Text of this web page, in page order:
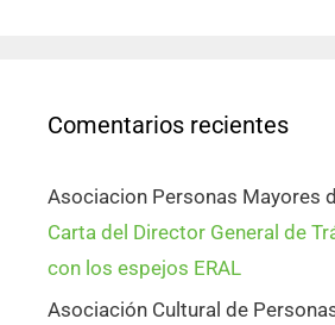
Comentarios recientes
Asociacion Personas Mayores
Carta del Director General de
con los espejos ERAL
Asociación Cultural de